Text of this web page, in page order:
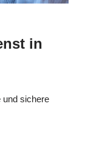
in
und sichere